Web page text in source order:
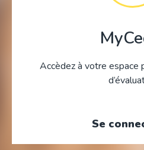
Accèdez à votre espace
Se